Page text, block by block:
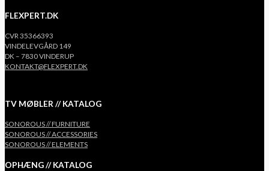
FLEXPERT.DK
CVR 35366393
VINDELEVGÅRD 149
DK – 7830 VINDERUP
KONTAKT@FLEXPERT.DK
TV MØBLER // KATALOG
SONOROUS // FURNITURE
SONOROUS // ACCESSORIES
SONOROUS // ELEMENTS
OPHÆNG // KATALOG